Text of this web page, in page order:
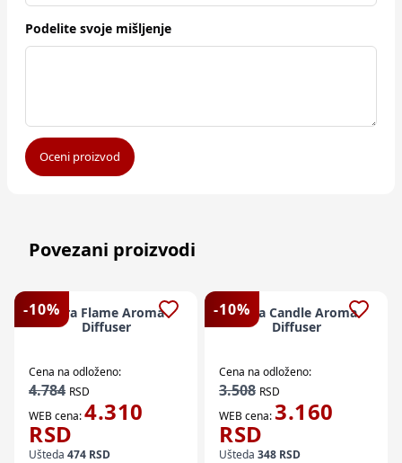
Podelite svoje mišljenje
Oceni proizvod
Povezani proizvodi
-10%
Aura Flame Aroma
Diffuser
Cena na odloženo:
4.784 RSD
WEB cena:4.310
RSD
Ušteda 474 RSD
-10%
Aura Candle Aroma
Diffuser
Cena na odloženo:
3.508 RSD
WEB cena:3.160
RSD
Ušteda 348 RSD